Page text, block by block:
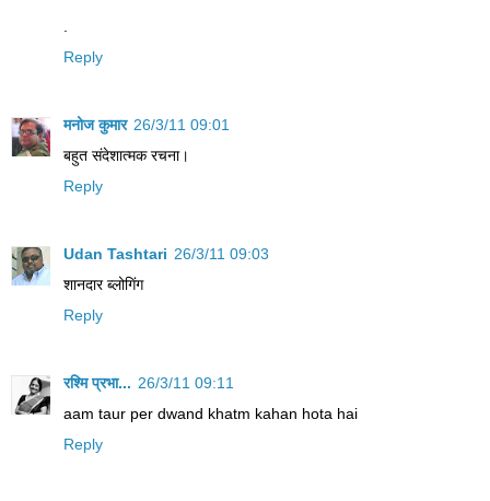
Reply
मनोज कुमार 26/3/11 09:01
बहुत संदेशात्मक रचना।
Reply
Udan Tashtari 26/3/11 09:03
शानदार ब्लोगिंग
Reply
रश्मि प्रभा... 26/3/11 09:11
aam taur per dwand khatm kahan hota hai
Reply